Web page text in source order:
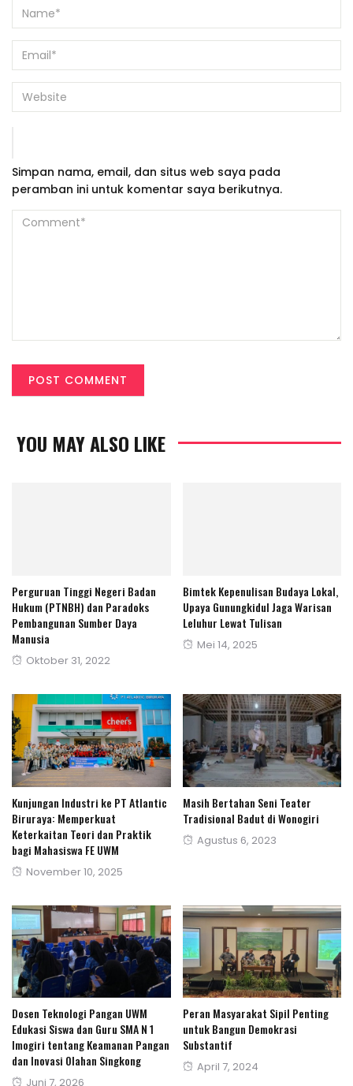
Simpan nama, email, dan situs web saya pada
peramban ini untuk komentar saya berikutnya.
YOU MAY ALSO LIKE
Perguruan Tinggi Negeri Badan
Hukum (PTNBH) dan Paradoks
Pembangunan Sumber Daya
Manusia
Posted
Oktober 31, 2022
Bimtek Kepenulisan Budaya Lokal,
Upaya Gunungkidul Jaga Warisan
Leluhur Lewat Tulisan
Posted
Mei 14, 2025
Kunjungan Industri ke PT Atlantic
Biruraya: Memperkuat
Keterkaitan Teori dan Praktik
bagi Mahasiswa FE UWM
Posted
November 10, 2025
Masih Bertahan Seni Teater
Tradisional Badut di Wonogiri
Posted
Agustus 6, 2023
Dosen Teknologi Pangan UWM
Edukasi Siswa dan Guru SMA N 1
Imogiri tentang Keamanan Pangan
dan Inovasi Olahan Singkong
Posted
Juni 7, 2026
Peran Masyarakat Sipil Penting
untuk Bangun Demokrasi
Substantif
Posted
April 7, 2024